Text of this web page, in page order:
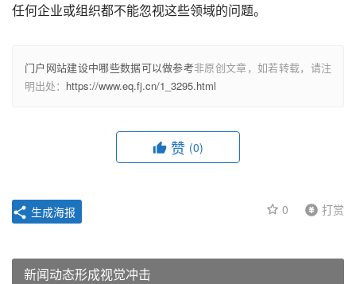
任何企业或组织都不能忽视这些领域的问题。
门户网站建设中哪些数据可以做参考非原创文章，如若转载，请注
明出处： https://www.eq.fj.cn/1_3295.html
赞 (0)
0 打赏
生成海报
新闻动态形成视觉冲击